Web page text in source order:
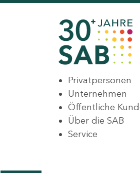
Privatpersonen
Unternehmen
Öffentliche
Über die SAB
Service